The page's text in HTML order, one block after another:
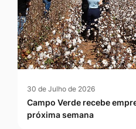
30 de Julho de 2026
Campo Verde recebe
próxima semana